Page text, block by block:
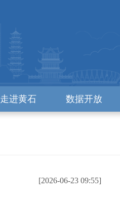
走进黄石 数据开放
[2026-06-23 09:55]